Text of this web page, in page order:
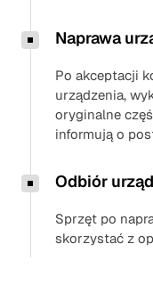
Naprawa
Po akceptacji
urządzenia,
oryginalne
informują o
Odbiór
Sprzęt po
skorzystać z